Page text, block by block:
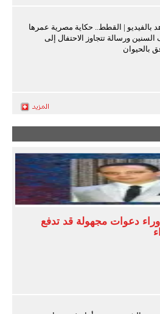
بالفيديو | القطط.. حكاية مصرية عمرها
السنين ورسالة تتجاوز الاحتفال إلى
بالحيوان
وراء دعوات مجهولة قد تدفع